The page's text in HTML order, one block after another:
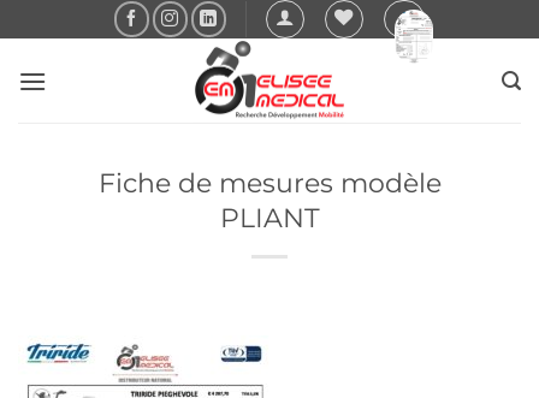
au
contenu
Fiche de mesures modèle
PLIANT